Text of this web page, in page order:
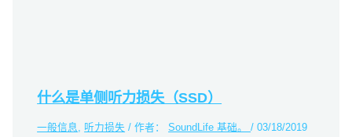
什么是单侧听力损失（SSD）
一般信息 听力损失 / 作者： SoundLife 基础。/03/18/2019